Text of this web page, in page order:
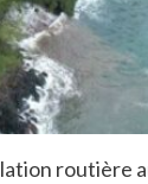
routière